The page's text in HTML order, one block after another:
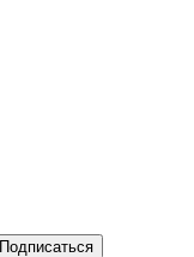
Подписаться